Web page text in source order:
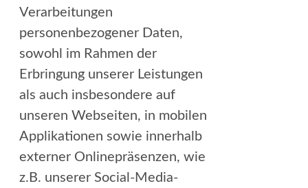
Verarbeitungen
personenbezogener Daten,
sowohl im Rahmen der
Erbringung unserer Leistungen
als auch insbesondere auf
unseren Webseiten, in mobilen
Applikationen sowie innerhalb
externer Onlinepräsenzen, wie
z.B. unserer Social-Media-